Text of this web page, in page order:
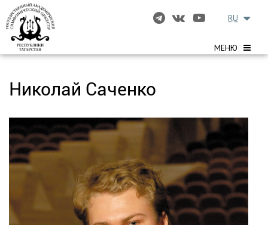
МЕНЮ
RU
Николай Саченко